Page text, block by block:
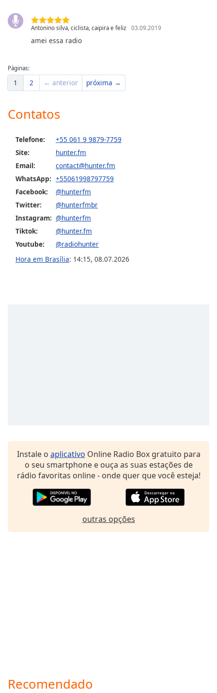
Antonino silva, ciclista, caipira e feliz 03.09.2019
amei essa radio
Páginas:
1 2 ← anterior próxima →
Contatos
Telefone:
+55 061 9 9879-7759
Site:
hunter.fm
Email:
contact@hunter.fm
WhatsApp: +55061998797759
Facebook:
@hunterfm
Twitter:
@hunterfmbr
Instagram: @hunterfm
Tiktok:
@hunter.fm
Youtube:
@radiohunter
Hora em Brasília: 14:15, 08.07.2026
Instale o aplicativo Online Radio Box gratuito para
o seu smartphone e ouça as suas estações de
rádio favoritas online - onde quer que você esteja!
outras opções
Recomendado